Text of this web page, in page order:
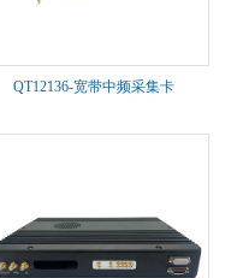
QT12136-宽带中频采集卡